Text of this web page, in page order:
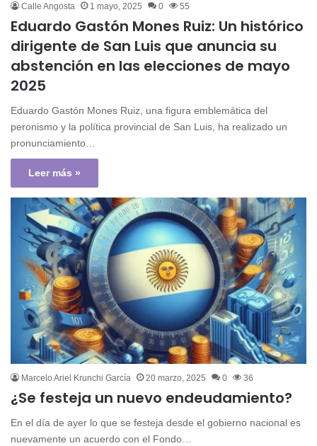
Calle Angosta 1 mayo, 2025 0 55
Eduardo Gastón Mones Ruiz: Un histórico
dirigente de San Luis que anuncia su
abstención en las elecciones de mayo
2025
Eduardo Gastón Mones Ruiz, una figura emblemática del
peronismo y la política provincial de San Luis, ha realizado un
pronunciamiento…
Leer más »
Marcelo Ariel Krunchi García 20 marzo, 2025 0 36
¿Se festeja un nuevo endeudamiento?
En el día de ayer lo que se festeja desde el gobierno nacional es
nuevamente un acuerdo con el Fondo…